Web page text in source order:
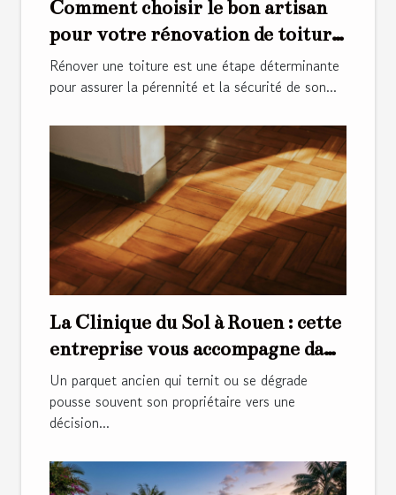
Comment choisir le bon artisan
pour votre rénovation de toiture
?
Rénover une toiture est une étape déterminante
pour assurer la pérennité et la sécurité de son...
La Clinique du Sol à Rouen : cette
entreprise vous accompagne dans
la rénovation de parquets anciens
Un parquet ancien qui ternit ou se dégrade
pousse souvent son propriétaire vers une
décision...